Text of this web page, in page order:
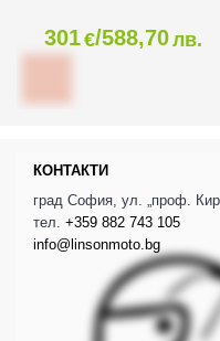
301€/588,70лв.
КОНТАКТИ
град София, ул. „проф.
тел. +359 882 743 105
info@linsonmoto.bg